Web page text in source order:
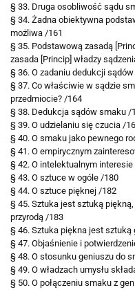
§ 33. Druga osobliwość sądu
§ 34. Żadna obiektywna
możliwa /161
§ 35. Podstawową zasadą
zasada [Princip] władzy
§ 36. O zadaniu dedukcji
§ 37. Co właściwie w sądzie
przedmiocie? /164
§ 38. Dedukcja sądów smaku /
§ 39. O udzielaniu się czucia /
§ 40. O smaku jako pewnego
§ 41. O empirycznym
§ 42. O intelektualnym
§ 43. O sztuce w ogóle /180
§ 44. O sztuce pięknej /182
§ 45. Sztuka jest sztuką
przyrodą /183
§ 46. Sztuka piękna jest sztuką
§ 47. Objaśnienie i
§ 48. O stosunku geniuszu do
§ 49. O władzach umysłu
§ 50. O połączeniu smaku z